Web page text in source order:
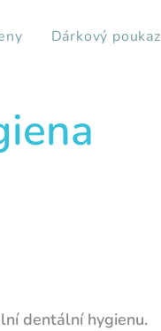
Dárkový poukaz
dentální hygienu.